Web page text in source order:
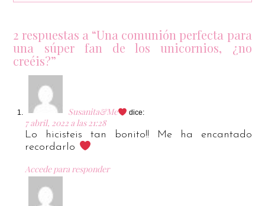
2 respuestas a “Una comunión perfecta para
una súper fan de los unicornios, ¿no
creéis?”
Susanita&Me dice:
7 abril, 2022 a las 21:28
Lo hicisteis tan bonito!! Me ha encantado
recordarlo
Accede para responder